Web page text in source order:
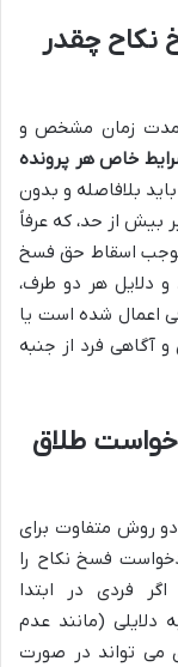
چقدر
مدت زمان مشخص و
خاص هر پرونده
بلافاصله و بدون
بیش از حد، که عرفاً
موجب اسقاط حق فسخ
و دلایل هر دو طرف،
اعمال شده است یا
آگاهی فرد از جنبه
طلاق
روش متفاوت برای
فسخ نکاح را
فردی در ابتدا
دلایلی (مانند عدم
می تواند در صورت